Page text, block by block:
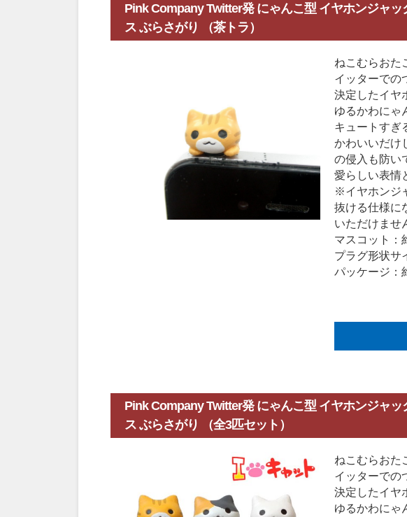
Pink Company Twitter発 にゃんこ型 イヤホンジャ
ス ぶらさがり （茶トラ）
ねこむらおた
イッターでの
決定したイヤ
ゆるかわにゃ
キュートすぎ
かわいいだけ
の侵入も防い
愛らしい表情
※イヤホンジ
抜ける仕様に
いただけませ
マスコット：
プラグ形状サ
パッケージ：
Pink Company Twitter発 にゃんこ型 イヤホンジャ
ス ぶらさがり （全3匹セット）
ねこむらおた
イッターでの
決定したイヤ
ゆるかわにゃ